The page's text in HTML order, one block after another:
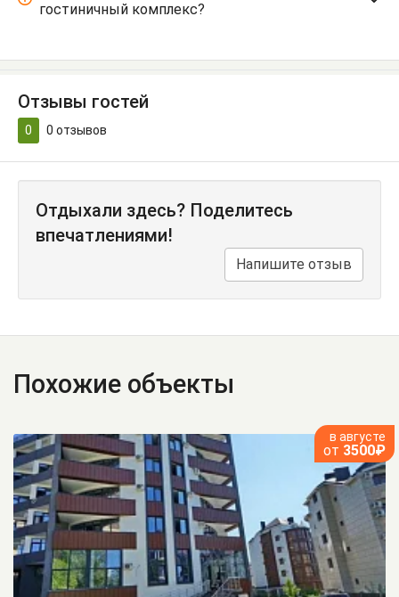
гостиничный комплекс?
Отзывы гостей
0 0 отзывов
Отдыхали здесь? Поделитесь
впечатлениями!
Напишите отзыв
Похожие объекты
в августе
от 3500₽